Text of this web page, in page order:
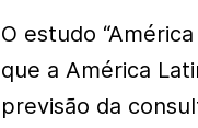
O estudo
que a América
previsão da